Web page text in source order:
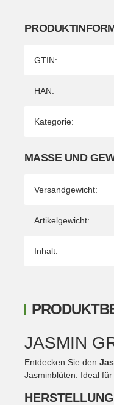
Produkteigenschaft
Wert
GTIN:
HAN:
Kategorie:
MASSE UND
Versandgewicht:
Artikelgewicht:
Inhalt:
JASMIN
Entdecken Sie den
Jasminblüten. Ideal